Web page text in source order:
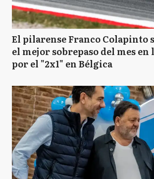
El pilarense Franco Colapinto
el mejor sobrepaso del mes en
por el "2x1" en Bélgica